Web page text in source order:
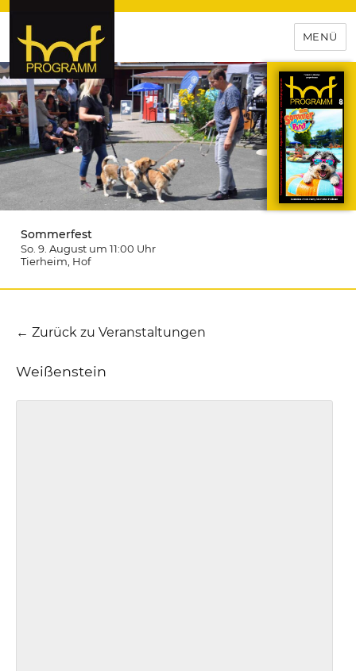
hof-programm – das
Veranstaltungsportal für
Hochfranken
MENÜ
Sommerfest
So. 9. August um 11:00 Uhr
Tierheim , Hof
← Zurück zu Veranstaltungen
Weißenstein